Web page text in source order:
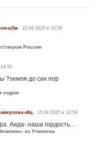
ш5ж 15.04.2025 в 14:56
России
?земля до сих пор
ходом
э8ц 15.04.2025 в 14:54
Аида- наша гордость....
из Учкекена